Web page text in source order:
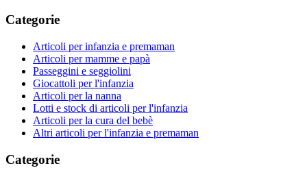
Categorie
Articoli per infanzia e premaman
Articoli per mamme e papà
Passeggini e seggiolini
Giocattoli per l'infanzia
Articoli per la nanna
Lotti e stock di articoli per l'infanzia
Articoli per la cura del bebè
Altri articoli per l'infanzia e premaman
Categorie